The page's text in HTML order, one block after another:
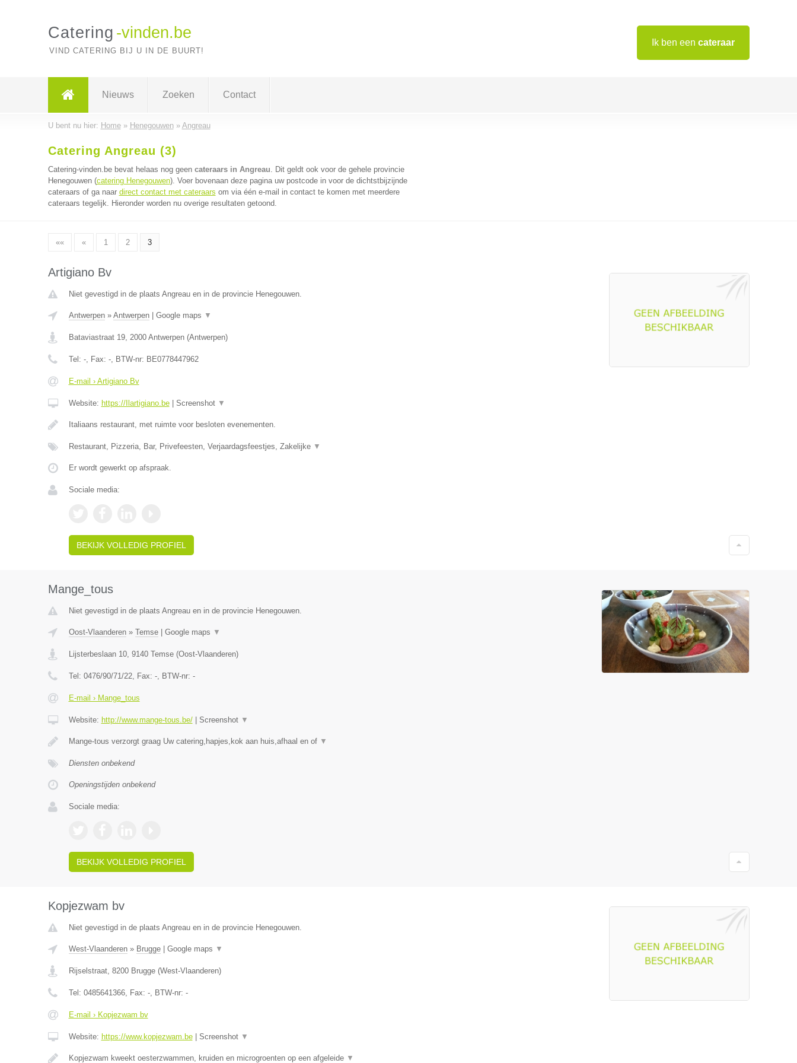
Ik ben een cateraar
Catering -vinden.be
VIND CATERING BIJ U IN DE BUURT!
Nieuws Zoeken Contact
U bent nu hier: Home» Henegouwen» Angreau
Catering Angreau (3)
Catering-vinden.be bevat helaas nog geen cateraars in Angreau. Dit geldt ook voor de gehele provincie
Henegouwen (catering Henegouwen). Voer bovenaan deze pagina uw postcode in voor de dichtstbijzijnde
cateraars of ga naar direct contact met cateraars om via één e-mail in contact te komen met meerdere
cateraars tegelijk. Hieronder worden nu overige resultaten getoond.
«« « 1 2 3
Artigiano Bv
Niet gevestigd in de plaats Angreau en in de provincie Henegouwen.
Antwerpen» Antwerpen| Google maps ▼
Bataviastraat 19, 2000 Antwerpen(Antwerpen)
Tel: -, Fax: -, BTW-nr: BE0778447962
E-mail › Artigiano Bv
Website: https://Ilartigiano.be| Screenshot ▼
Italiaans restaurant, met ruimte voor besloten evenementen.
Restaurant, Pizzeria, Bar, Privefeesten, Verjaardagsfeestjes, Zakelijke ▼
Er wordt gewerkt op afspraak.
Sociale media:
BEKIJK VOLLEDIG PROFIEL
Mange_tous
Niet gevestigd in de plaats Angreau en in de provincie Henegouwen.
Oost-Vlaanderen» Temse| Google maps ▼
Lijsterbeslaan 10, 9140 Temse(Oost-Vlaanderen)
Tel: 0476/90/71/22, Fax: -, BTW-nr: -
E-mail › Mange_tous
Website: http://www.mange-tous.be/| Screenshot ▼
Mange-tous verzorgt graag Uw catering,hapjes,kok aan huis,afhaal en of ▼
Diensten onbekend
Openingstijden onbekend
Sociale media:
BEKIJK VOLLEDIG PROFIEL
Kopjezwam bv
Niet gevestigd in de plaats Angreau en in de provincie Henegouwen.
West-Vlaanderen» Brugge| Google maps ▼
Rijselstraat, 8200 Brugge(West-Vlaanderen)
Tel: 0485641366, Fax: -, BTW-nr: -
E-mail › Kopjezwam bv
Website: https://www.kopjezwam.be| Screenshot ▼
Kopjezwam kweekt oesterzwammen, kruiden en microgroenten op een afgeleide ▼